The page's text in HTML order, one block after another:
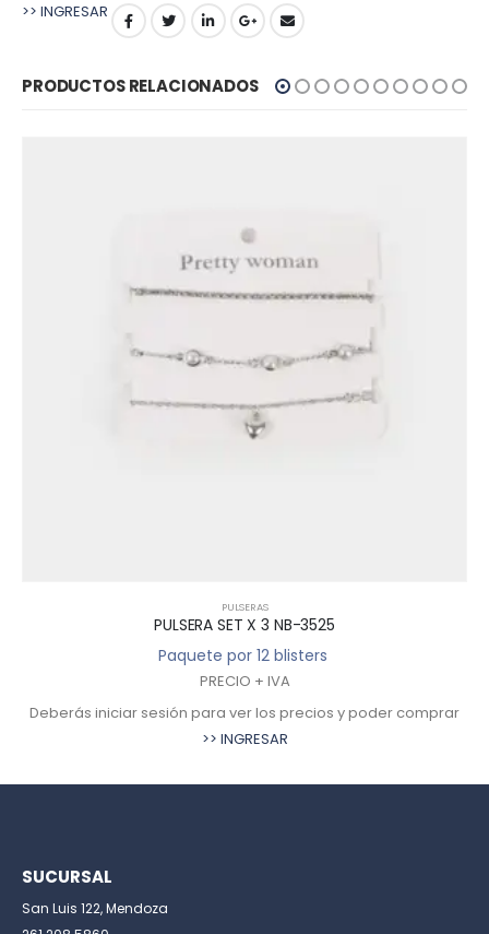
>> INGRESAR
PRODUCTOS RELACIONADOS
PULSERAS
PULSERA SET X 3 NB-3525
Paquete por 12 blisters
PRECIO + IVA
Deberás iniciar sesión para ver los precios y poder comprar
>> INGRESAR
SUCURSAL
San Luis 122, Mendoza